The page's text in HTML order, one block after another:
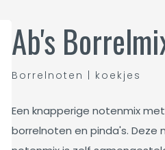
Ab's
Borrelnoten | koekjes
Een knapperige notenmix
borrelnoten en pinda's. Deze